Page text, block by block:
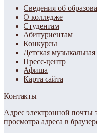
Сведения об
О колледже
Студентам
Абитуриентам
Конкурсы
Детская музыкальная
Пресс-центр
Афиша
Карта сайта
Контакты
Адрес электронной почты
просмотра адреса в